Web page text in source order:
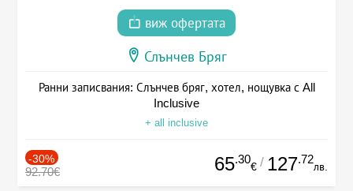
виж офертата
Слънчев Бряг
Ранни записвания: Слънчев бряг, хотел, нощувка с All
Inclusive
+ all inclusive
-30%
92.70€ 65.30
€ / 127.72
лв.